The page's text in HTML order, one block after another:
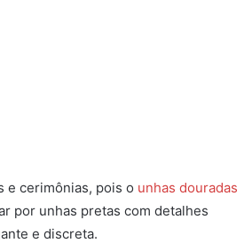
e cerimônias, pois o unhas douradas
por unhas pretas com detalhes
e discreta.